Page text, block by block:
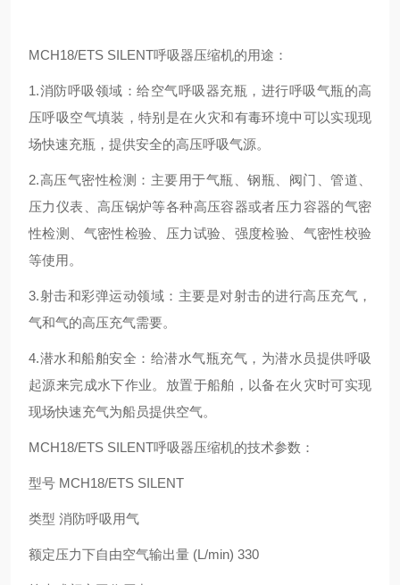
MCH18/ETS SILENT呼吸器压缩机的用途：
1.消防呼吸领域：给空气呼吸器充瓶，进行呼吸气瓶的高
压呼吸空气填装，特别是在火灾和有毒环境中可以实现现
场快速充瓶，提供安全的高压呼吸气源。
2.高压气密性检测：主要用于气瓶、钢瓶、阀门、管道、
压力仪表、高压锅炉等各种高压容器或者压力容器的气密
性检测、气密性检验、压力试验、强度检验、气密性校验
等使用。
3.射击和彩弹运动领域：主要是对射击的进行高压充气，
气和气的高压充气需要。
4.潜水和船舶安全：给潜水气瓶充气，为潜水员提供呼吸
起源来完成水下作业。放置于船舶，以备在火灾时可实现
现场快速充气为船员提供空气。
MCH18/ETS SILENT呼吸器压缩机的技术参数：
型号 MCH18/ETS SILENT
类型 消防呼吸用气
额定压力下自由空气输出量 (L/min) 330